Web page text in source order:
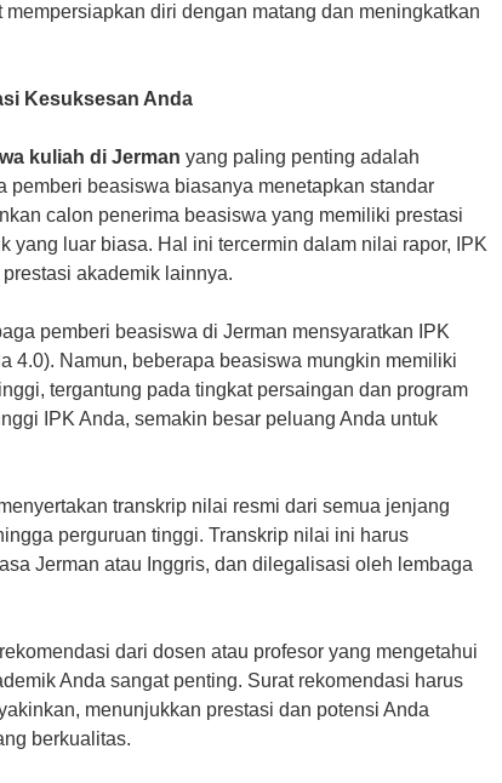
mempersiapkan diri dengan matang dan meningkatkan
Kesuksesan Anda
kuliah di Jerman yang paling penting adalah
pemberi beasiswa biasanya menetapkan standar
calon penerima beasiswa yang memiliki prestasi
yang luar biasa. Hal ini tercermin dalam nilai rapor, IPK
akademik lainnya.
pemberi beasiswa di Jerman mensyaratkan IPK
4.0). Namun, beberapa beasiswa mungkin memiliki
tergantung pada tingkat persaingan dan program
IPK Anda, semakin besar peluang Anda untuk
transkrip nilai resmi dari semua jenjang
perguruan tinggi. Transkrip nilai ini harus
Jerman atau Inggris, dan dilegalisasi oleh lembaga
dari dosen atau profesor yang mengetahui
Anda sangat penting. Surat rekomendasi harus
menunjukkan prestasi dan potensi Anda
berkualitas.